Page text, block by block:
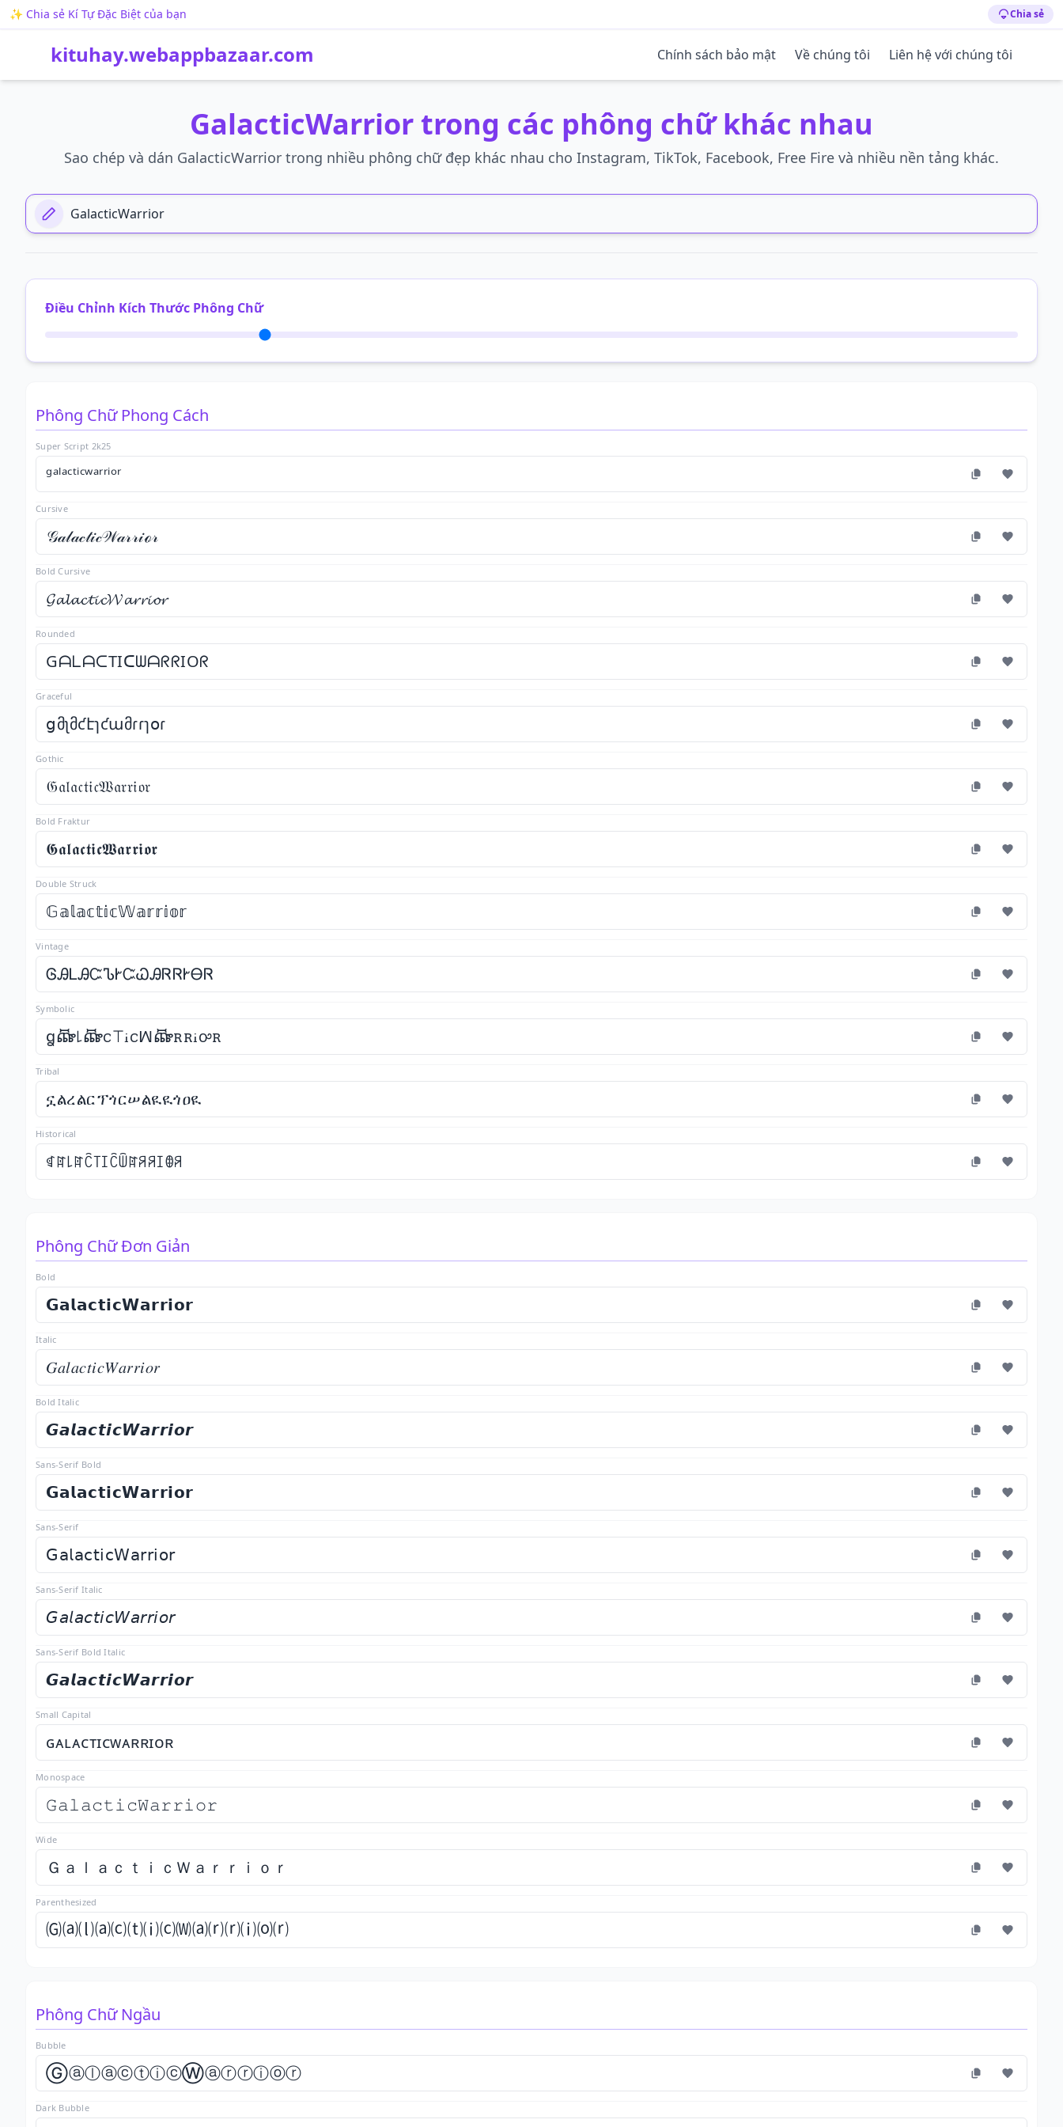
✨ Chia sẻ Kí Tự Đặc Biệt của bạn Chia sẻ
kituhay.webappbazaar.com Chính sách bảo mật Về chúng tôi Liên hệ với chúng tôi
GalacticWarrior trong các phông chữ khác nhau
Sao chép và dán GalacticWarrior trong nhiều phông chữ đẹp khác nhau cho Instagram, TikTok, Facebook, Free Fire và nhiều nền tảng khác.
Thêm Văn Bản Của Bạn Tại Đây
Điều Chỉnh Kích Thước Phông Chữ
Phông Chữ Phong Cách
Super Script 2k25
ᵍᵃˡᵃᶜᵗⁱᶜʷᵃʳʳⁱᵒʳ
Cursive
𝒢𝒶𝓁𝒶𝒸𝓉𝒾𝒸𝒲𝒶𝓇𝓇𝒾ℴ𝓇
Bold Cursive
𝓖𝓪𝓵𝓪𝓬𝓽𝓲𝓬𝓦𝓪𝓻𝓻𝓲𝓸𝓻
Rounded
GᗩᒪᗩᑕTIᑕᗯᗩᖇᖇIOᖇ
Graceful
ցმʅმƈէɿƈաმɾɾɿօɾ
Gothic
𝔊𝔞𝔩𝔞𝔠𝔱𝔦𝔠𝔚𝔞𝔯𝔯𝔦𝔬𝔯
Bold Fraktur
𝕲𝖆𝖑𝖆𝖈𝖙𝖎𝖈𝖂𝖆𝖗𝖗𝖎𝖔𝖗
Double Struck
𝔾𝕒𝕝𝕒𝕔𝕥𝕚𝕔𝕎𝕒𝕣𝕣𝕚𝕠𝕣
Vintage
ᎶᎯᏞᎯᏨᏖᎨᏨᏇᎯᏒᏒᎨᎾᏒ
Symbolic
ꬶꬤ꒒ꬤꮯꔋꭵꮯꟽꬤꭱꭱꭵꭴꭱ
Tribal
ኗልረልርፕጎርሠልዪዪጎዐዪ
Historical
ꁍꍏ꒒ꍏꉓ꓄ꀤꉓꅏꍏꋪꋪꀤꂦꋪ
Phông Chữ Đơn Giản
Bold
𝗚𝗮𝗹𝗮𝗰𝘁𝗶𝗰𝗪𝗮𝗿𝗿𝗶𝗼𝗿
Italic
𝐺𝑎𝑙𝑎𝑐𝑡𝑖𝑐𝑊𝑎𝑟𝑟𝑖𝑜𝑟
Bold Italic
𝙂𝙖𝙡𝙖𝙘𝙩𝙞𝙘𝙒𝙖𝙧𝙧𝙞𝙤𝙧
Sans-Serif Bold
𝗚𝗮𝗹𝗮𝗰𝘁𝗶𝗰𝗪𝗮𝗿𝗿𝗶𝗼𝗿
Sans-Serif
𝖦𝖺𝗅𝖺𝖼𝗍𝗂𝖼𝖶𝖺𝗋𝗋𝗂𝗈𝗋
Sans-Serif Italic
𝘎𝘢𝘭𝘢𝘤𝘵𝘪𝘤𝘞𝘢𝘳𝘳𝘪𝘰𝘳
Sans-Serif Bold Italic
𝙂𝙖𝙡𝙖𝙘𝙩𝙞𝙘𝙒𝙖𝙧𝙧𝙞𝙤𝙧
Small Capital
ɢᴀʟᴀᴄᴛɪᴄᴡᴀʀʀɪᴏʀ
Monospace
𝙶𝚊𝚕𝚊𝚌𝚝𝚒𝚌𝚆𝚊𝚛𝚛𝚒𝚘𝚛
Wide
ＧａｌａｃｔｉｃＷａｒｒｉｏｒ
Parenthesized
🄖⒜⒧⒜⒞⒯⒤⒞🄦⒜⒭⒭⒤⒪⒭
Phông Chữ Ngầu
Bubble
ⒼⓐⓛⓐⓒⓣⓘⓒⓌⓐⓡⓡⓘⓞⓡ
Dark Bubble